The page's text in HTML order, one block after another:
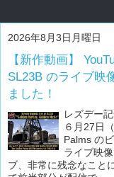
2026年8月3日月曜日
【新作動画】
SL23B のライブ映
ました！
レズデー
６月27日
Palms の
ライブ映
ブ、非常に残念なこと